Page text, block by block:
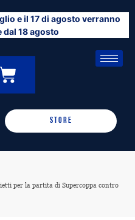
e il 17 di agosto verranno
dal 18 agosto
0
STORE
per la partita di Supercoppa contro